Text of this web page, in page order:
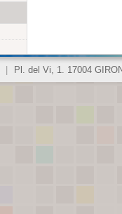
Pl. del Vi, 1. 17004